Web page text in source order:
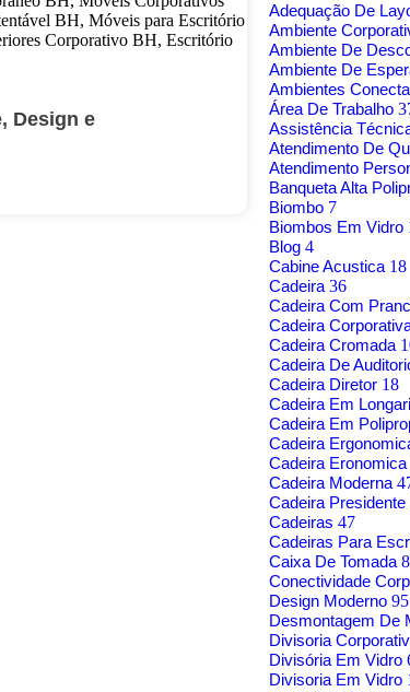
Design e
Adequação De
Ambiente
Ambiente De
Ambiente De
Ambientes
Área De Trabalho
Assistência
Atendimento De
Atendimento
Banqueta Alta
Biombo 7
Biombos Em Vidro
Blog 4
Cabine Acustica 18
Cadeira 36
Cadeira Com
Cadeira
Cadeira Cromada
Cadeira De
Cadeira Diretor 18
Cadeira Em
Cadeira Em
Cadeira
Cadeira Eronomica
Cadeira Moderna
Cadeira Presidente
Cadeiras 47
Cadeiras Para
Caixa De Tomada
Conectividade
Design Moderno 95
Desmontagem De
Divisoria
Divisória Em Vidro
Divisoria Em Vidro